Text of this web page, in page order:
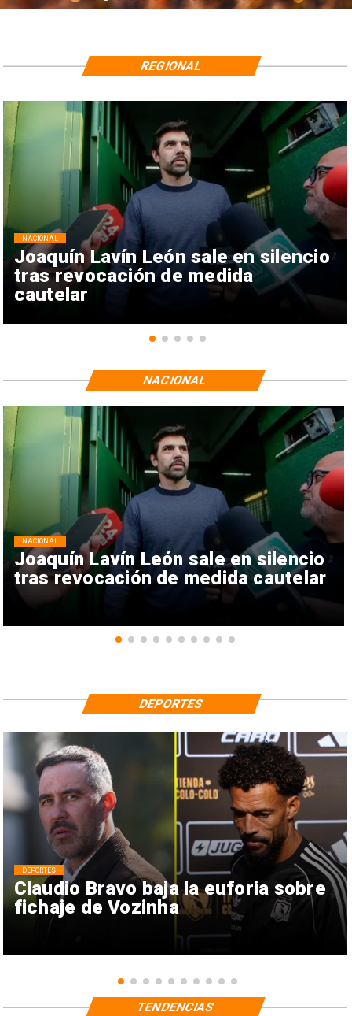
Joaquín Lavín León sale en silencio
tras revocación de medida
cautelar
NACIONAL
REGIONAL
Joaquín Lavín León sale en silencio
tras revocación de medida cautelar
NACIONAL
NACIONAL
Claudio Bravo baja la euforia sobre
fichaje de Vozinha
DEPORTES
DEPORTES
TENDENCIAS